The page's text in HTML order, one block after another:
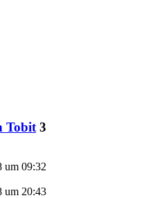
Tobit 3
um 09:32
um 20:43